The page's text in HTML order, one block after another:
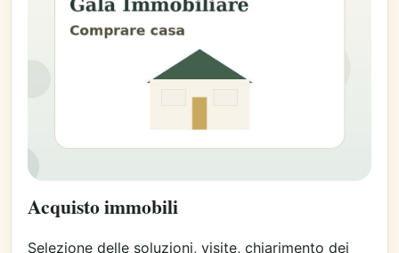
Acquisto immobili
Selezione delle soluzioni, visite, chiarimento dei